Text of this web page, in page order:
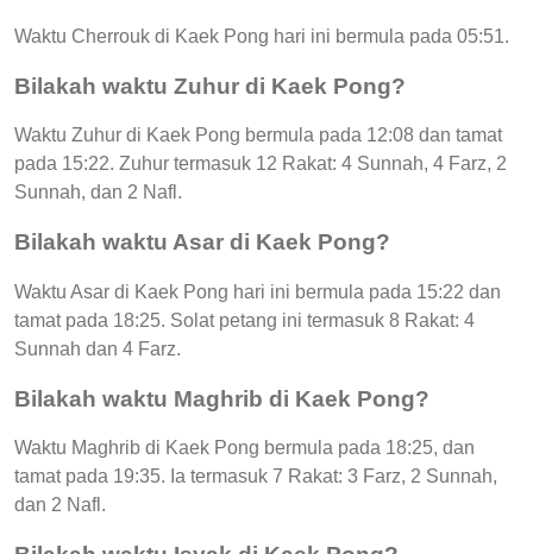
Waktu Cherrouk di Kaek Pong hari ini bermula pada 05:51.
Bilakah waktu Zuhur di Kaek Pong?
Waktu Zuhur di Kaek Pong bermula pada 12:08 dan tamat
pada 15:22. Zuhur termasuk 12 Rakat: 4 Sunnah, 4 Farz, 2
Sunnah, dan 2 Nafl.
Bilakah waktu Asar di Kaek Pong?
Waktu Asar di Kaek Pong hari ini bermula pada 15:22 dan
tamat pada 18:25. Solat petang ini termasuk 8 Rakat: 4
Sunnah dan 4 Farz.
Bilakah waktu Maghrib di Kaek Pong?
Waktu Maghrib di Kaek Pong bermula pada 18:25, dan
tamat pada 19:35. Ia termasuk 7 Rakat: 3 Farz, 2 Sunnah,
dan 2 Nafl.